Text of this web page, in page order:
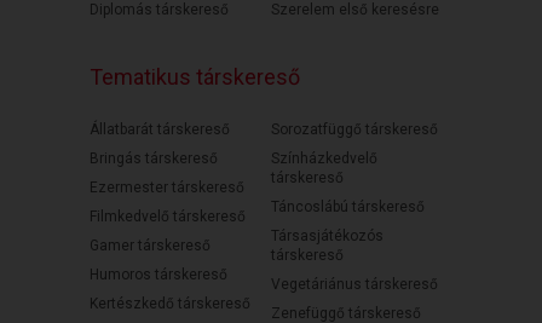
Diplomás társkereső
Szerelem első keresésre
Tematikus társkereső
Állatbarát társkereső
Bringás társkereső
Ezermester társkereső
Filmkedvelő társkereső
Gamer társkereső
Humoros társkereső
Kertészkedő társkereső
Sorozatfüggő társkereső
Színházkedvelő
társkereső
Táncoslábú társkereső
Társasjátékozós
társkereső
Vegetáriánus társkereső
Zenefüggő társkereső